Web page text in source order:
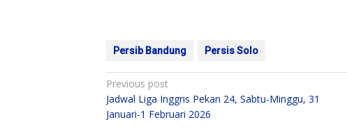
Persib Bandung Persis Solo
Post
navigation
Previous post
Jadwal Liga Inggris Pekan 24, Sabtu-Minggu, 31
Januari-1 Februari 2026